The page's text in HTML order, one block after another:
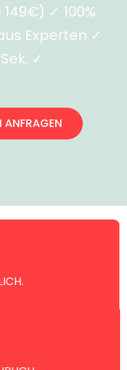
✓ 100%
Experten ✓
✓
ANFRAGEN